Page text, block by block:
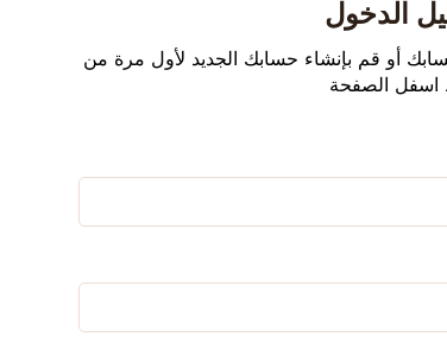
الدخول
أو قم بإنشاء حسابك الجديد لأول مرة من
اسفل الصفحة